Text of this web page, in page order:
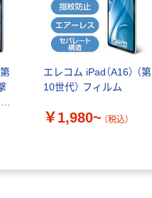
エレコム iPad（A16） （第
10世代） フィルム
￥1,980~ （税込）